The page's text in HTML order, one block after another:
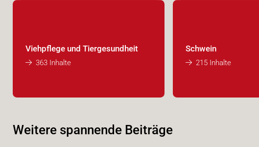
Viehpflege und Tiergesundheit
363 Inhalte
Schwein
215 Inhalte
Weitere spannende Beiträge